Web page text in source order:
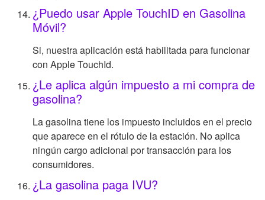
¿Puedo usar Apple TouchID en Gasolina
Móvil?
Si, nuestra aplicación está habilitada para funcionar
con Apple TouchId.
¿Le aplica algún impuesto a mi compra de
gasolina?
La gasolina tiene los impuesto incluidos en el precio
que aparece en el rótulo de la estación. No aplica
ningún cargo adicional por transacción para los
consumidores.
¿La gasolina paga IVU?